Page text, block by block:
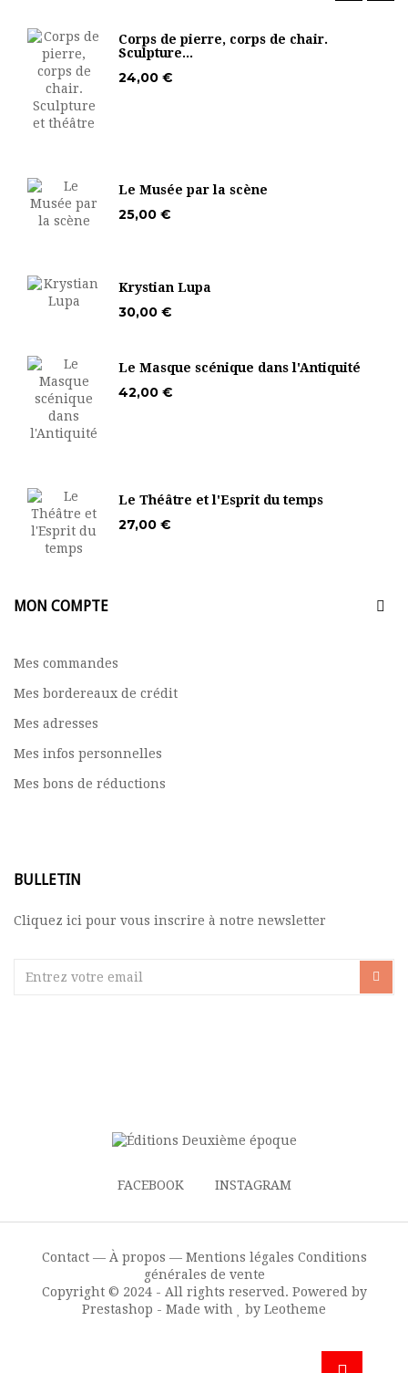
Corps de pierre, corps de chair.
Sculpture...
24,00 €
Le Musée par la scène
25,00 €
Krystian Lupa
30,00 €
Le Masque scénique dans l'Antiquité
42,00 €
Le Théâtre et l'Esprit du temps
27,00 €
MON COMPTE
Mes commandes
Mes bordereaux de crédit
Mes adresses
Mes infos personnelles
Mes bons de réductions
BULLETIN
Cliquez ici pour vous inscrire à notre newsletter
FACEBOOK INSTAGRAM
Contact — À propos — Mentions légales Conditions
générales de vente
Copyright © 2024 - All rights reserved. Powered by
Prestashop - Made with
by Leotheme